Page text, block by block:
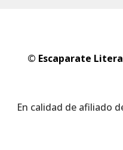
© Escaparate
En calidad de afiliado